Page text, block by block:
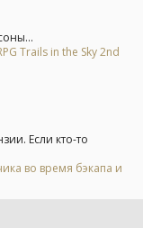
Trails in the Sky 2nd
Если кто-то
во время бэкапа и